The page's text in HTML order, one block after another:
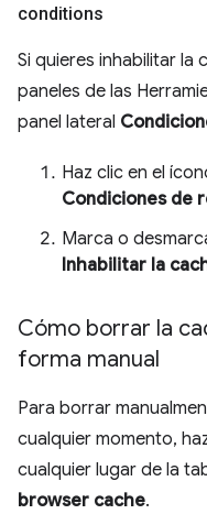
conditions
Si quieres inhabilitar la
paneles de las
panel lateral
Haz clic en el
Condiciones de
Marca o
Inhabilitar la
Cómo borrar la
forma manual
Para borrar
cualquier momento,
cualquier lugar de la
browser cache.